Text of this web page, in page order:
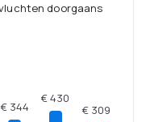
doorgaans
€ 344
€ 430
€ 309